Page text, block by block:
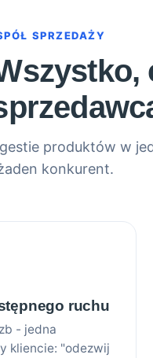
SPRZEDAŻY
produktów w
konkurent.
ruchu
- jedna
kliencie: "odezwij